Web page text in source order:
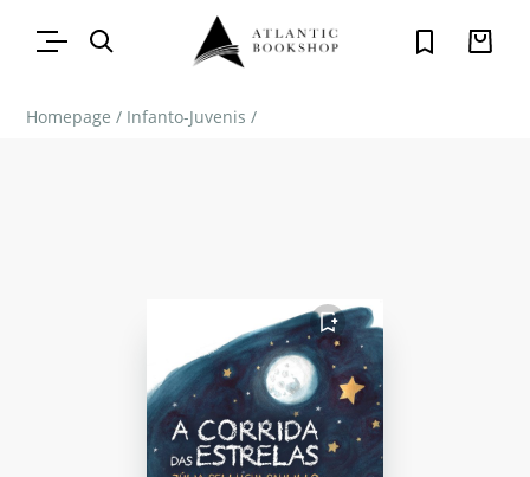
Homepage / Infanto-Juvenis /
FAVORITO